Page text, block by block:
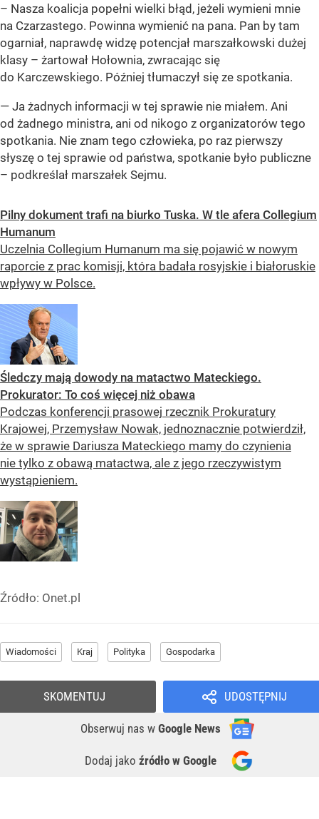
– Nasza koalicja popełni wielki błąd, jeżeli wymieni mnie
na Czarzastego. Powinna wymienić na pana. Pan by tam
ogarniał, naprawdę widzę potencjał marszałkowski dużej
klasy – żartował Hołownia, zwracając się
do Karczewskiego. Później tłumaczył się ze spotkania.
— Ja żadnych informacji w tej sprawie nie miałem. Ani
od żadnego ministra, ani od nikogo z organizatorów tego
spotkania. Nie znam tego człowieka, po raz pierwszy
słyszę o tej sprawie od państwa, spotkanie było publiczne
– podkreślał marszałek Sejmu.
Pilny dokument trafi na biurko Tuska. W tle afera Collegium
Humanum
Uczelnia Collegium Humanum ma się pojawić w nowym
raporcie z prac komisji, która badała rosyjskie i białoruskie
wpływy w Polsce.
Śledczy mają dowody na matactwo Mateckiego.
Prokurator: To coś więcej niż obawa
Podczas konferencji prasowej rzecznik Prokuratury
Krajowej, Przemysław Nowak, jednoznacznie potwierdził,
że w sprawie Dariusza Mateckiego mamy do czynienia
nie tylko z obawą matactwa, ale z jego rzeczywistym
wystąpieniem.
Źródło: Onet.pl
Wiadomości Kraj Polityka Gospodarka
UDOSTĘPNIJ
Obserwuj nas w Google News
Dodaj jako źródło w Google
SKOMENTUJ